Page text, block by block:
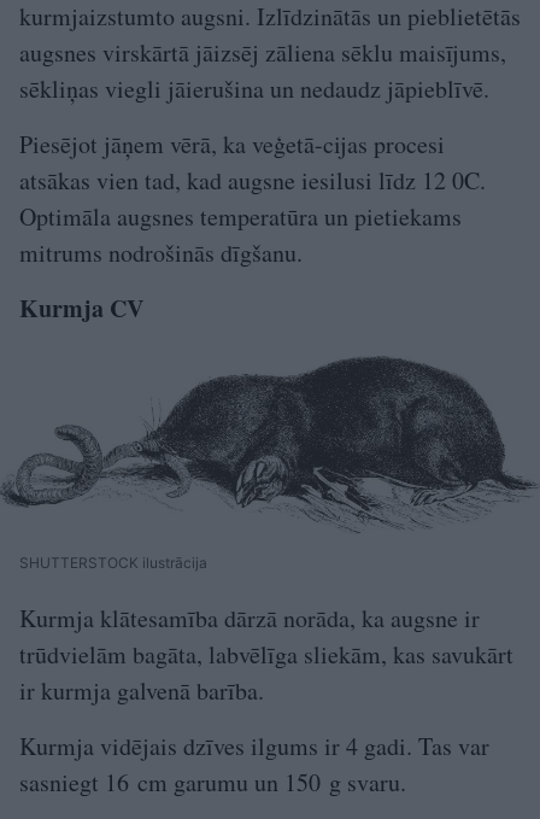
kurmjaizstumto augsni. Izlīdzinātās un pieblietētās
augsnes virskārtā jāizsēj zāliena sēklu maisījums,
sēkliņas viegli jāierušina un nedaudz jāpieblīvē.
Piesējot jāņem vērā, ka veģetā-cijas procesi
atsākas vien tad, kad augsne iesilusi līdz 12 0C.
Optimāla augsnes temperatūra un pietiekams
mitrums nodrošinās dīgšanu.
Kurmja CV
SHUTTERSTOCK ilustrācija
Kurmja klātesamība dārzā norāda, ka augsne ir
trūdvielām bagāta, labvēlīga sliekām, kas savukārt
ir kurmja galvenā barība.
Kurmja vidējais dzīves ilgums ir 4 gadi. Tas var
sasniegt 16 cm garumu un 150 g svaru.